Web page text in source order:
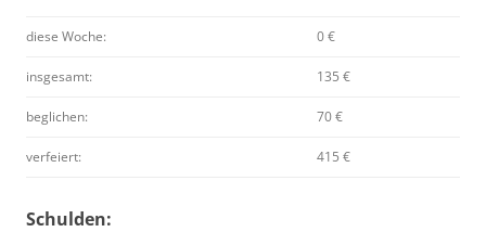
diese Woche: 0 €
insgesamt: 135 €
beglichen: 70 €
verfeiert: 415 €
Schulden: